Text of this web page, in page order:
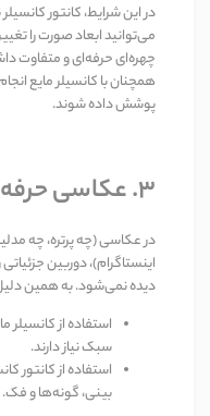
در این شرایط، کانتور
می‌توانید ابعاد صورت را
چهره‌ای حرفه‌ای و متفاوت
همچنان با کانسیلر مایع
پوشش داده شوند.
۳.عکاسی
در عکاسی (چه پرتره، چه
اینستاگرام)، دوربین
دیده نمی‌شود. به همین
استفاده از
سبک نیاز دارند.
استفاده از کانتور
بینی، گونه‌ها و فک.